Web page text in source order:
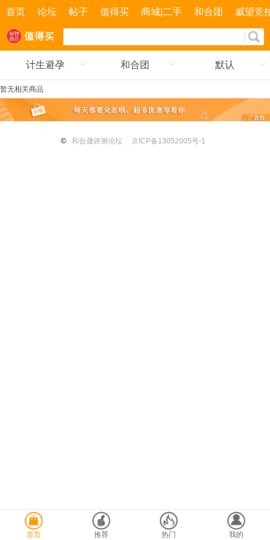
首页 论坛 帖子 值得买 商城|二手 和合团 威望竞
计生避孕 和合团 默认
暂无相关商品
首页 推荐 热门 我的
© 和合晟评测论坛 京ICP备13052005号-1